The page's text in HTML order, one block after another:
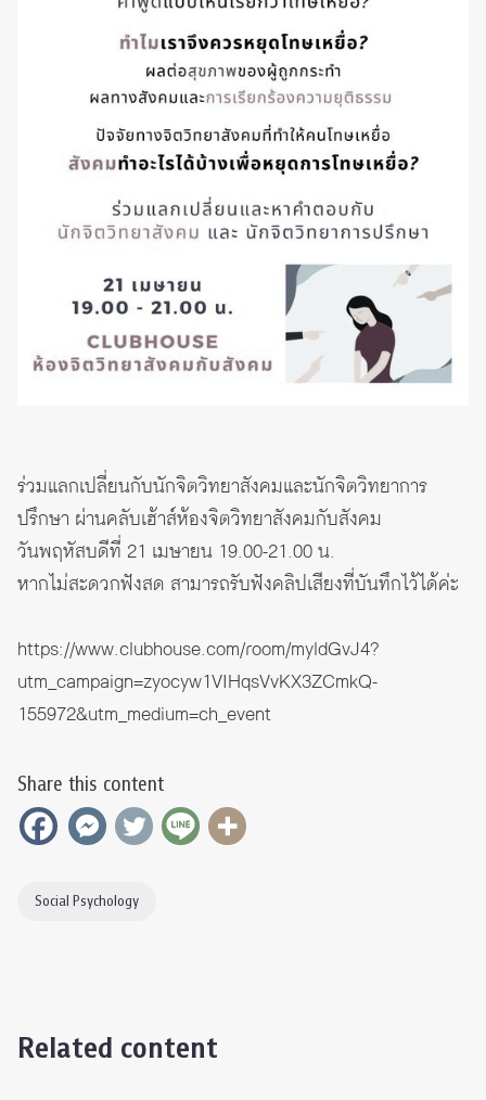
ร่วมแลกเปลี่ยนกับนักจิตวิทยาสังคมและนักจิตวิทยาการ
ปรึกษา ผ่านคลับเฮ้าส์ห้องจิตวิทยาสังคมกับสังคม
วันพฤหัสบดีที่ 21 เมษายน 19.00-21.00 น.
หากไม่สะดวกฟังสด สามารถรับฟังคลิปเสียงที่บันทึกไว้ได้ค่ะ
https://www.clubhouse.com/room/myldGvJ4?
utm_campaign=zyocyw1VIHqsVvKX3ZCmkQ-
155972&utm_medium=ch_event
Share this content
Social Psychology
Related content